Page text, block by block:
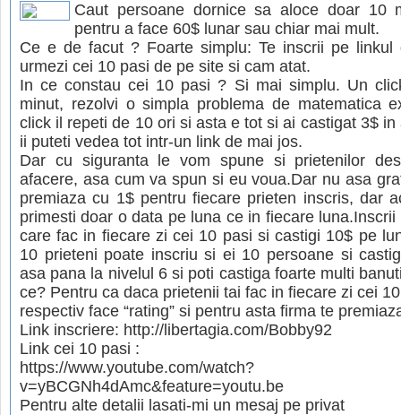
Caut persoane dornice sa aloce doar 10
pentru a face 60$ lunar sau chiar mai mult.
Ce e de facut ? Foarte simplu: Te inscrii pe
urmezi cei 10 pasi de pe site si cam atat.
In ce constau cei 10 pasi ? Si mai simplu. Un
minut, rezolvi o simpla problema de matematica
click il repeti de 10 ori si asta e tot si ai castigat 3$ in
ii puteti vedea tot intr-un link de mai jos.
Dar cu siguranta le vom spune si prietenilor
afacere, asa cum va spun si eu voua.Dar nu asa
premiaza cu 1$ pentru fiecare prieten inscris, dar
primesti doar o data pe luna ce in fiecare luna.Inscrii
care fac in fiecare zi cei 10 pasi si castigi 10$ pe
10 prieteni poate inscriu si ei 10 persoane si
asa pana la nivelul 6 si poti castiga foarte multi
ce? Pentru ca daca prietenii tai fac in fiecare zi cei
respectiv face “rating” si pentru asta firma te
Link inscriere: http://libertagia.com/Bobby92
Link cei 10 pasi :
https://www.youtube.com/watch?
v=yBCGNh4dAmc&feature=youtu.be
Pentru alte detalii lasati-mi un mesaj pe privat